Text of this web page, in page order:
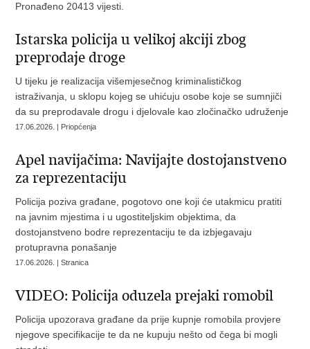
Pronađeno 20413 vijesti.
Istarska policija u velikoj akciji zbog
preprodaje droge
U tijeku je realizacija višemjesečnog kriminalističkog
istraživanja, u sklopu kojeg se uhićuju osobe koje se sumnjiči
da su preprodavale drogu i djelovale kao zločinačko udruženje
17.06.2026. | Priopćenja
Apel navijačima: Navijajte dostojanstveno
za reprezentaciju
Policija poziva građane, pogotovo one koji će utakmicu pratiti
na javnim mjestima i u ugostiteljskim objektima, da
dostojanstveno bodre reprezentaciju te da izbjegavaju
protupravna ponašanje
17.06.2026. | Stranica
VIDEO: Policija oduzela prejaki romobil
Policija upozorava građane da prije kupnje romobila provjere
njegove specifikacije te da ne kupuju nešto od čega bi mogli